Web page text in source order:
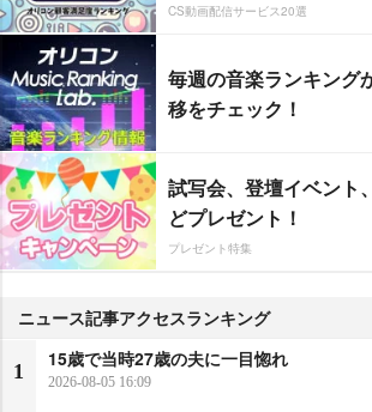
CS動画配信サービス20選
毎週の音楽ランキング
移をチェック！
試写会、登壇イベント
どプレゼント！
プレゼント特集
ニュース記事アクセスランキング
1
15歳で当時27歳の夫に一目惚れ
2026-08-05 16:09